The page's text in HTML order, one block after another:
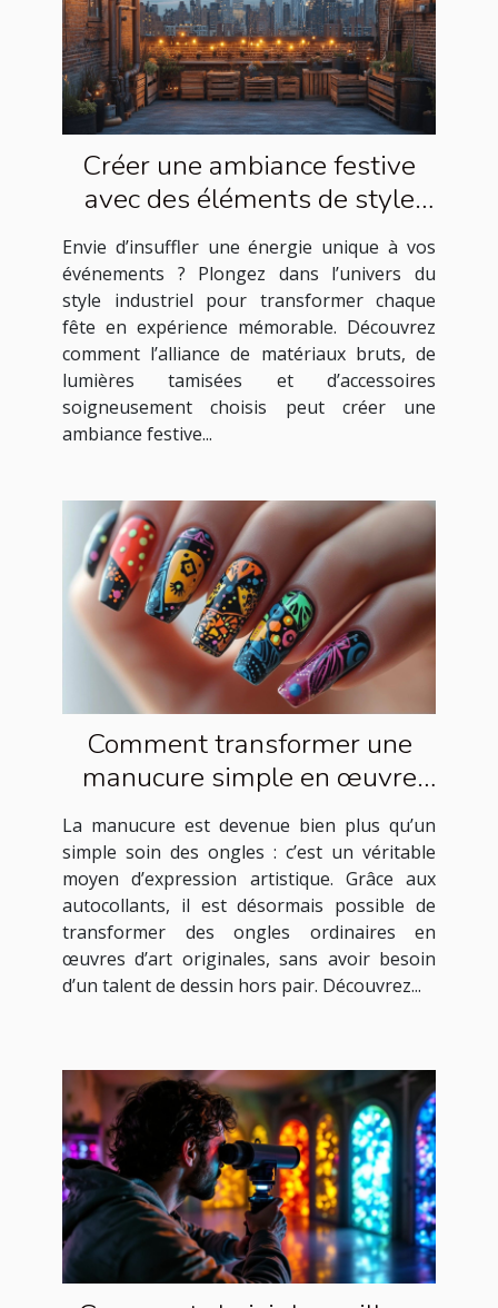
Créer une ambiance festive
avec des éléments de style
industriel
Envie d’insuffler une énergie unique à vos
événements ? Plongez dans l’univers du
style industriel pour transformer chaque
fête en expérience mémorable. Découvrez
comment l’alliance de matériaux bruts, de
lumières tamisées et d’accessoires
soigneusement choisis peut créer une
ambiance festive...
Comment transformer une
manucure simple en œuvre
d'art avec des autocollants ?
La manucure est devenue bien plus qu’un
simple soin des ongles : c’est un véritable
moyen d’expression artistique. Grâce aux
autocollants, il est désormais possible de
transformer des ongles ordinaires en
œuvres d’art originales, sans avoir besoin
d’un talent de dessin hors pair. Découvrez...